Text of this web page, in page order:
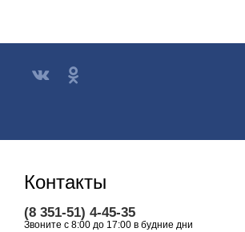
Контакты
(8 351-51) 4-45-35
Звоните с 8:00 до 17:00 в будние дни